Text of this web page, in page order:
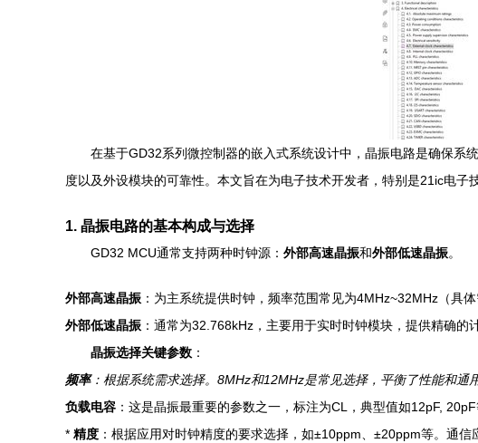
在基于GD32系列微控制器的嵌入式系统设计中，晶振电路是确保系
度以及外设模块的可靠性。本文旨在为电子技术开发者，特别是21ic电
1. 晶振电路的基本构成与选择
GD32 MCU通常支持两种时钟源： 外部高速晶振和外部低速晶振。
外部高速晶振 ：为主系统提供时钟，频率范围常见为4MHz~32MHz（具
外部低速晶振 ：通常为32.768kHz，主要用于实时时钟模块，提供精确的
晶振选择关键参数 ：
频率：根据系统需求选择。8MHz和12MHz是常见选择，平衡了性能和通用
负载电容 ：这是晶振最重要的参数之一，标注为CL，典型值如12pF,
* 精度 ：根据应用对时钟精度的要求选择，如±10ppm、±20ppm等。通信